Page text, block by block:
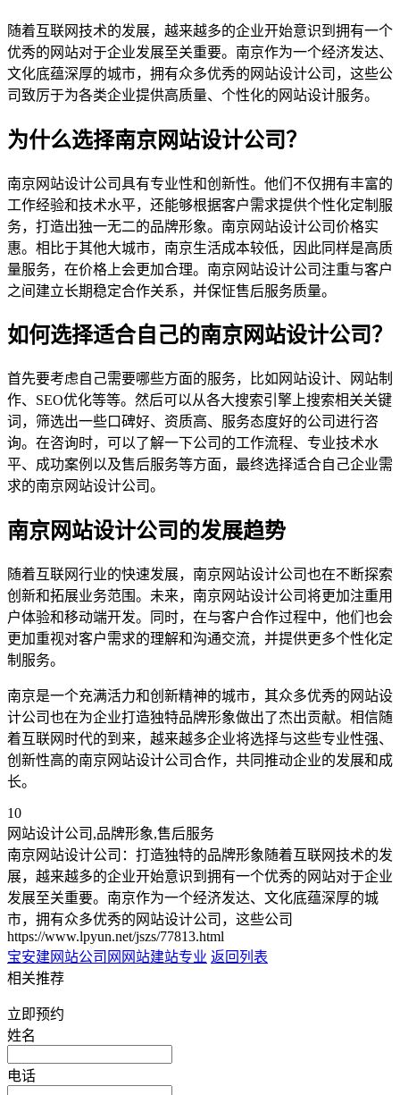
随着互联网技术的发展，越来越多的企业开始意识到拥有一个
优秀的网站对于企业发展至关重要。南京作为一个经济发达、
文化底蕴深厚的城市，拥有众多优秀的网站设计公司，这些公
司致厉于为各类企业提供高质量、个性化的网站设计服务。
为什么选择南京网站设计公司？
南京网站设计公司具有专业性和创新性。他们不仅拥有丰富的
工作经验和技术水平，还能够根据客户需求提供个性化定制服
务，打造出独一无二的品牌形象。南京网站设计公司价格实
惠。相比于其他大城市，南京生活成本较低，因此同样是高质
量服务，在价格上会更加合理。南京网站设计公司注重与客户
之间建立长期稳定合作关系，并保怔售后服务质量。
如何选择适合自己的南京网站设计公司？
首先要考虑自己需要哪些方面的服务，比如网站设计、网站制
作、SEO优化等等。然后可以从各大搜索引擎上搜索相关关键
词，筛选出一些口碑好、资质高、服务态度好的公司进行咨
询。在咨询时，可以了解一下公司的工作流程、专业技术水
平、成功案例以及售后服务等方面，最终选择适合自己企业需
求的南京网站设计公司。
南京网站设计公司的发展趋势
随着互联网行业的快速发展，南京网站设计公司也在不断探索
创新和拓展业务范围。未来，南京网站设计公司将更加注重用
户体验和移动端开发。同时，在与客户合作过程中，他们也会
更加重视对客户需求的理解和沟通交流，并提供更多个性化定
制服务。
南京是一个充满活力和创新精神的城市，其众多优秀的网站设
计公司也在为企业打造独特品牌形象做出了杰出贡献。相信随
着互联网时代的到来，越来越多企业将选择与这些专业性强、
创新性高的南京网站设计公司合作，共同推动企业的发展和成
长。
10
网站设计公司,品牌形象,售后服务
南京网站设计公司：打造独特的品牌形象随着互联网技术的发
展，越来越多的企业开始意识到拥有一个优秀的网站对于企业
发展至关重要。南京作为一个经济发达、文化底蕴深厚的城
市，拥有众多优秀的网站设计公司，这些公司
https://www.lpyun.net/jszs/77813.html
宝安建网站公司 网网站建站专业 返回列表
相关推荐
立即预约
姓名
电话